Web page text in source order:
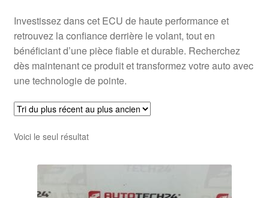
Investissez dans cet ECU de haute performance et
retrouvez la confiance derrière le volant, tout en
bénéficiant d’une pièce fiable et durable. Recherchez
dès maintenant ce produit et transformez votre auto avec
une technologie de pointe.
Voici le seul résultat